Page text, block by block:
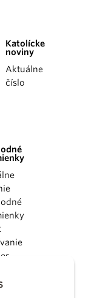
Katolícke
noviny
Aktuálne
číslo